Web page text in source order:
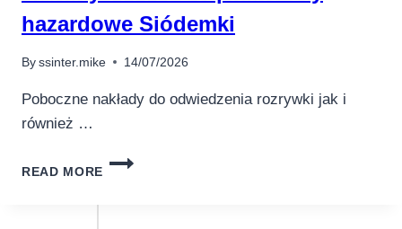
AUTOMATÓW
hazardowe Siódemki
By ssinter.mike 14/07/2026
Poboczne nakłady do odwiedzenia rozrywki jak i
również …
READ MORE
ZABAWY